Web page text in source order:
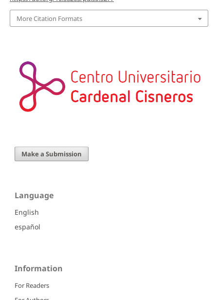
More Citation Formats
Make a Submission
Language
English
español
Information
For Readers